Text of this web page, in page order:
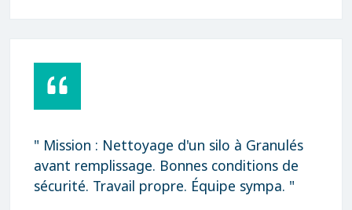
" Mission : Nettoyage d'un silo à Granulés
avant remplissage. Bonnes conditions de
sécurité. Travail propre. Équipe sympa. "